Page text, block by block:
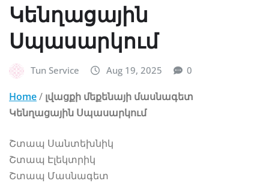
Կենղացային
Սպասարկում
Tun Service Aug 19, 2025 0
Home/ լվացքի մեքենայի մասնագետ
Կենղացային Սպասարկում
Շտապ Սանտեխնիկ
Շտապ Էլեկտրիկ
Շտապ Մասնագետ